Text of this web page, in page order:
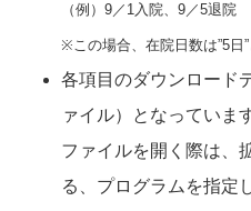
（例）9／1入院、9／5退院
※この場合、在院日数は”5日”
各項目のダウンロード
ァイル）となっていま
ファイルを開く際は、
る、プログラムを指定